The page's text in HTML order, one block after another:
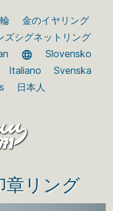
金のイヤリング
ズシグネットリング
Slovensko
Italiano
Svenska
日本人
章リング